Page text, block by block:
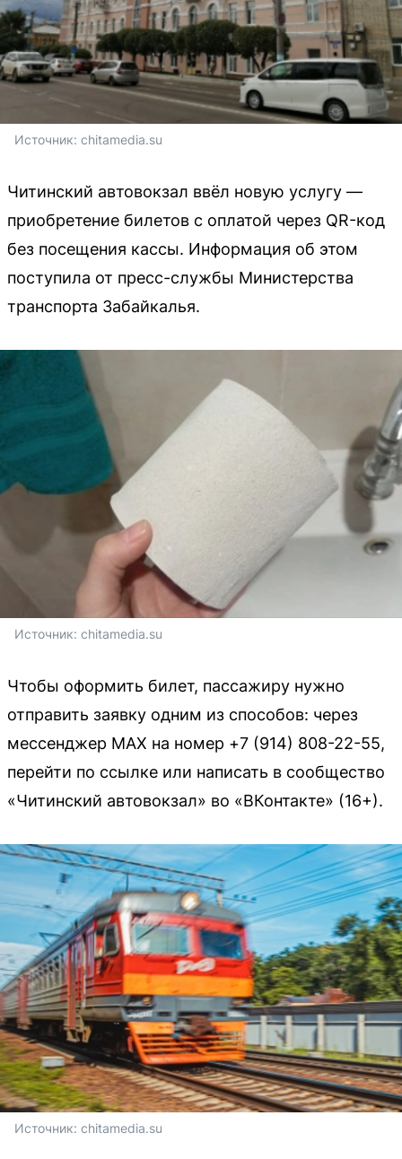
Источник: chitamedia.su
Читинский автовокзал ввёл новую услугу —
приобретение билетов с оплатой через QR-код
без посещения кассы. Информация об этом
поступила от пресс-службы Министерства
транспорта Забайкалья.
Источник: chitamedia.su
Чтобы оформить билет, пассажиру нужно
отправить заявку одним из способов: через
мессенджер MAX на номер +7 (914) 808-22-55,
перейти по ссылке или написать в сообщество
«Читинский автовокзал» во «ВКонтакте» (16+).
Источник: chitamedia.su